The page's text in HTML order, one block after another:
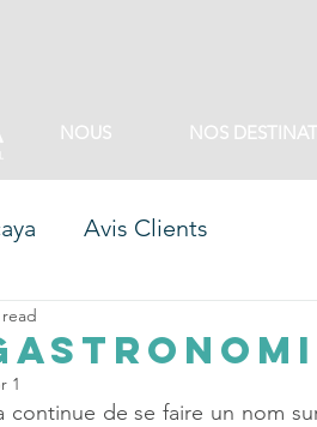
NOUS NOS
Avis Clients
1
continue de se faire un nom